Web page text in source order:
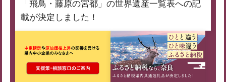
「飛鳥・藤原の宮都」の世界遺産一覧表への記
載が決定しました！